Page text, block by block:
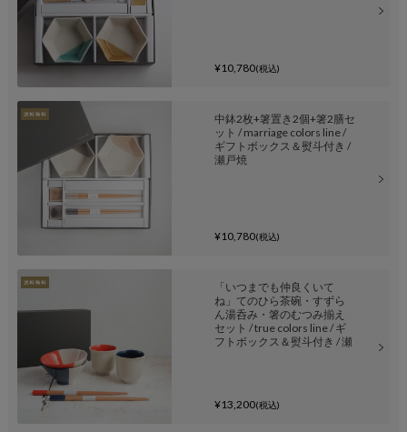
¥10,780(税込)
中鉢2枚+箸置き2個+箸2膳セ
ット / marriage colors line /
ギフトボックス＆熨斗付き /
瀬戸焼
¥10,780(税込)
「いつまでも仲良くいて
ね」てのひら茶碗・すずら
ん湯呑み・箸のむつみ揃え
セット / true colors line / ギ
フトボックス＆熨斗付き / 瀬
¥13,200(税込)